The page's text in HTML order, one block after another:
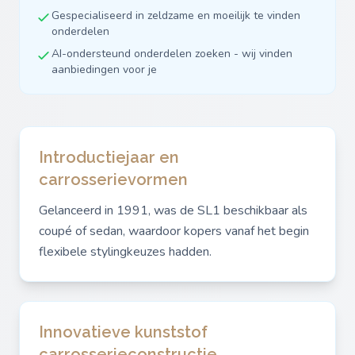
Gespecialiseerd in zeldzame en moeilijk te vinden
onderdelen
AI-ondersteund onderdelen zoeken - wij vinden
aanbiedingen voor je
Introductiejaar en
carrosserievormen
Gelanceerd in 1991, was de SL1 beschikbaar als
coupé of sedan, waardoor kopers vanaf het begin
flexibele stylingkeuzes hadden.
Innovatieve kunststof